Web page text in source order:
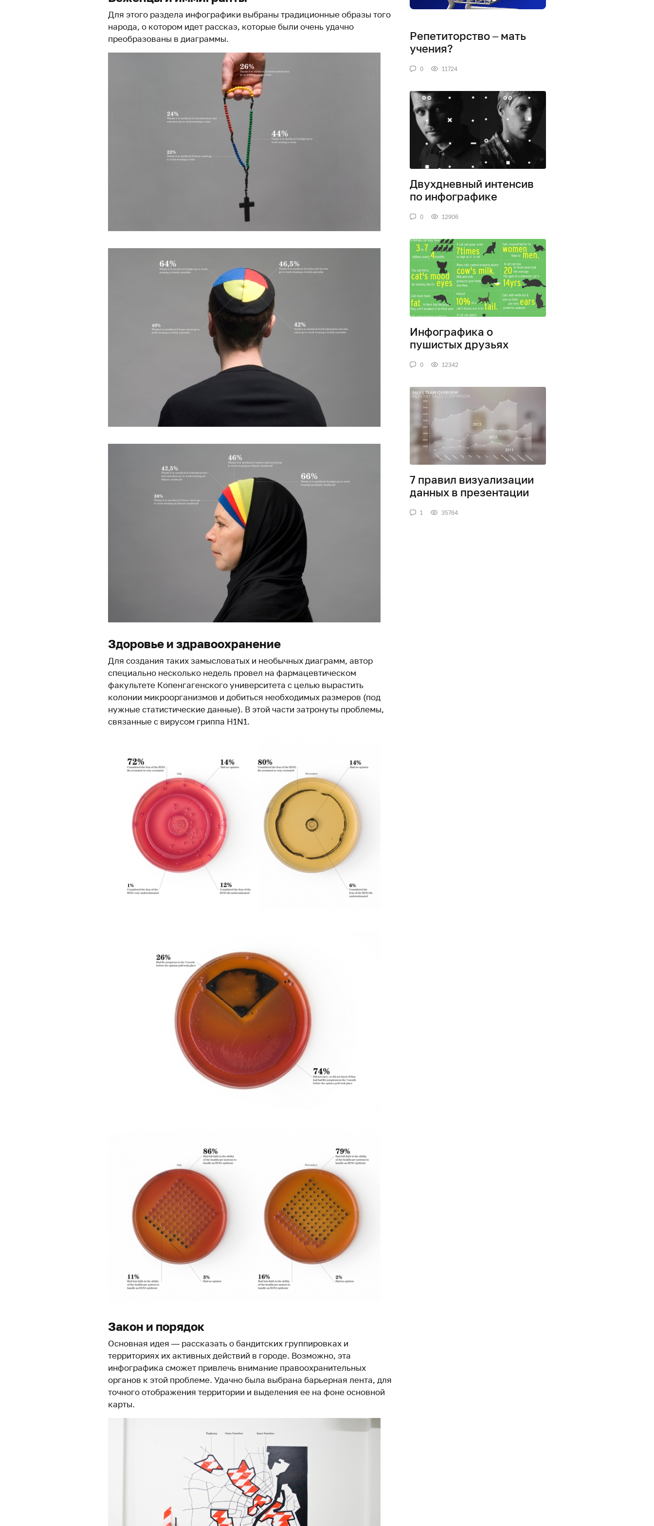
Для этого раздела инфографики выбраны традиционные образы того
народа, о котором идет рассказ, которые были очень удачно
преобразованы в диаграммы.
Здоровье и здравоохранение
Для создания таких замысловатых и необычных диаграмм, автор
специально несколько недель провел на фармацевтическом
факультете Копенгагенского университета с целью вырастить
колонии микроорганизмов и добиться необходимых размеров (под
нужные статистические данные). В этой части затронуты проблемы,
связанные с вирусом гриппа H1N1.
Закон и порядок
Основная идея — рассказать о бандитских группировках и
территориях их активных действий в городе. Возможно, эта
инфографика сможет привлечь внимание правоохранительных
органов к этой проблеме. Удачно была выбрана барьерная лента, для
точного отображения территории и выделения ее на фоне основной
карты.
Репетиторство – мать
учения?
0 11724
Двухдневный интенсив
по инфографике
0 12906
Инфографика о
пушистых друзьях
0 12342
7 правил визуализации
данных в презентации
1 35764